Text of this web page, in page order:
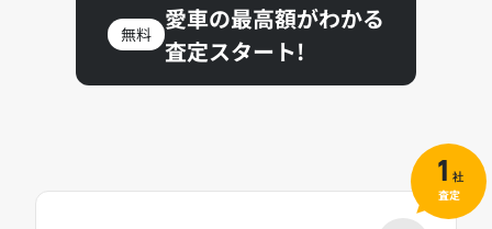
無料
愛車の最高額がわかる
査定スタート!
1 社
査定